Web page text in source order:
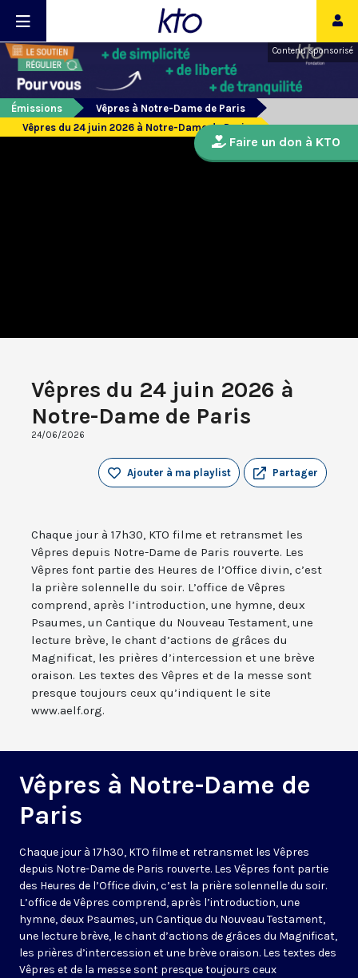
Contenu sponsorisé
Émissions
Vêpres à Notre-Dame de Paris
Vêpres du 24 juin 2026 à Notre-Dame de Paris
Vêpres du 24 juin 2026 à
Notre-Dame de Paris
24/06/2026
Partager
Ajouter à ma playlist
Chaque jour à 17h30, KTO filme et retransmet les
Vêpres depuis Notre-Dame de Paris rouverte. Les
Vêpres font partie des Heures de l’Office divin, c’est
la prière solennelle du soir. L’office de Vêpres
comprend, après l’introduction, une hymne, deux
Psaumes, un Cantique du Nouveau Testament, une
lecture brève, le chant d’actions de grâces du
Magnificat, les prières d’intercession et une brève
oraison. Les textes des Vêpres et de la messe sont
presque toujours ceux qu’indiquent le site
www.aelf.org.
Vêpres à Notre-Dame de
Paris
Chaque jour à 17h30, KTO filme et retransmet les Vêpres
depuis Notre-Dame de Paris rouverte. Les Vêpres font partie
des Heures de l’Office divin, c’est la prière solennelle du soir.
L’office de Vêpres comprend, après l’introduction, une
hymne, deux Psaumes, un Cantique du Nouveau Testament,
une lecture brève, le chant d’actions de grâces du Magnificat,
les prières d’intercession et une brève oraison. Les textes des
Vêpres et de la messe sont presque toujours ceux
Faire un don à KTO